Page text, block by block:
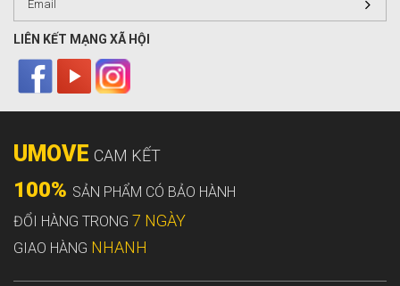
LIÊN KẾT MẠNG XÃ HỘI
UMOVE CAM KẾT
100% SẢN PHẨM CÓ BẢO HÀNH
ĐỔI HÀNG TRONG 7 NGÀY
GIAO HÀNG NHANH